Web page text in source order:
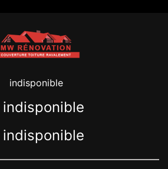
indisponible
indisponible
indisponible